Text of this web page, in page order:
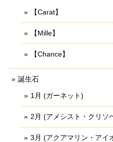
【Carat】
【Mille】
【Chance】
誕生石
1月 (ガーネット)
2月 (アメシスト・クリソ
3月 (アクアマリン・アイ